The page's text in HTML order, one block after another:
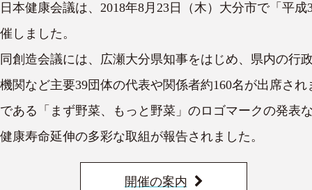
日本健康会議は、2018年8月23日（木）大分市で「平
催しました。
同創造会議には、広瀬大分県知事をはじめ、県内の
機関など主要39団体の代表や関係者約160名が出席さ
である「まず野菜、もっと野菜」のロゴマークの発表
健康寿命延伸の多彩な取組が報告されました。
開催の案内